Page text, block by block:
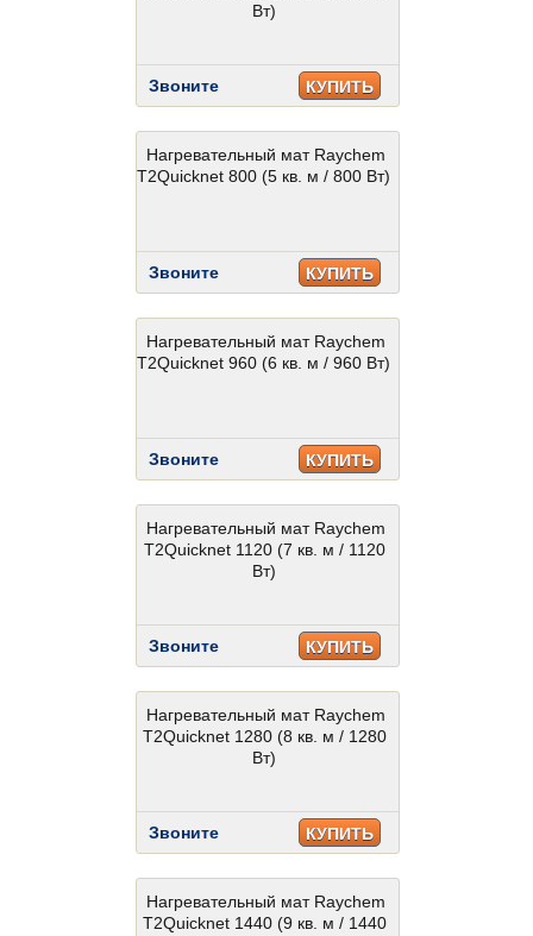
Вт)
Звоните КУПИТЬ
Нагревательный мат Raychem
T2Quicknet 800 (5 кв. м / 800 Вт)
Звоните КУПИТЬ
Нагревательный мат Raychem
T2Quicknet 960 (6 кв. м / 960 Вт)
Звоните КУПИТЬ
Нагревательный мат Raychem
T2Quicknet 1120 (7 кв. м / 1120
Вт)
Звоните КУПИТЬ
Нагревательный мат Raychem
T2Quicknet 1280 (8 кв. м / 1280
Вт)
Звоните КУПИТЬ
Нагревательный мат Raychem
T2Quicknet 1440 (9 кв. м / 1440